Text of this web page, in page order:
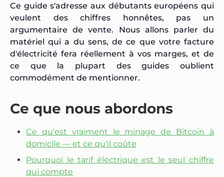
Ce guide s'adresse aux débutants européens qui
veulent des chiffres honnêtes, pas un
argumentaire de vente. Nous allons parler du
matériel qui a du sens, de ce que votre facture
d'électricité fera réellement à vos marges, et de
ce que la plupart des guides oublient
commodément de mentionner.
Ce que nous abordons
Ce qu'est vraiment le minage de Bitcoin à
domicile — et ce qu'il coûte
Pourquoi le tarif électrique est le seul chiffre
qui compte